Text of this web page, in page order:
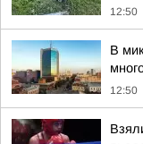
12:50
В
12:50